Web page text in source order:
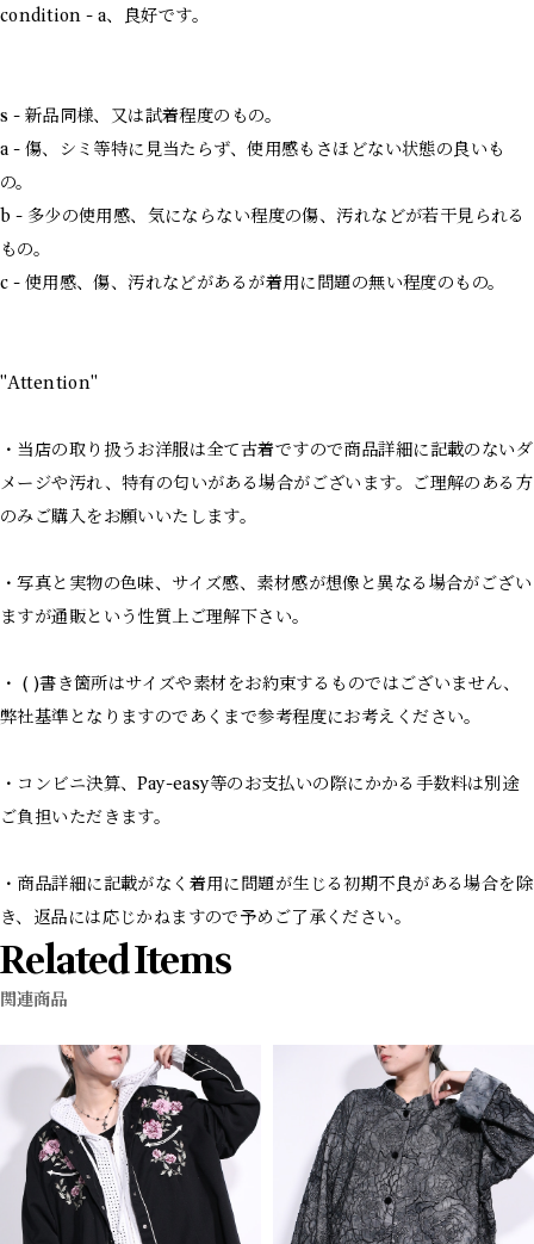
condition - a、良好です。
s - 新品同様、又は試着程度のもの。
a - 傷、シミ等特に見当たらず、使用感もさほどない状態の良いも
の。
b - 多少の使用感、気にならない程度の傷、汚れなどが若干見られる
もの。
c - 使用感、傷、汚れなどがあるが着用に問題の無い程度のもの。
"Attention"
・当店の取り扱うお洋服は全て古着ですので商品詳細に記載のないダ
メージや汚れ、特有の匂いがある場合がございます。ご理解のある方
のみご購入をお願いいたします。
・写真と実物の色味、サイズ感、素材感が想像と異なる場合がござい
ますが通販という性質上ご理解下さい。
・ ( )書き箇所はサイズや素材をお約束するものではございません、
弊社基準となりますのであくまで参考程度にお考えください。
・コンビニ決算、Pay-easy等のお支払いの際にかかる手数料は別途
ご負担いただきます。
・商品詳細に記載がなく着用に問題が生じる初期不良がある場合を除
き、返品には応じかねますので予めご了承ください。
Related Items
関連商品